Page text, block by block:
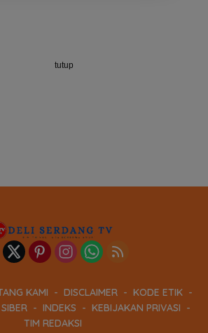
KAMI DISCLAIMER
KODE ETIK
INDEKS
KEBIJAKAN PRIVASI
TIM REDAKSI
tutup